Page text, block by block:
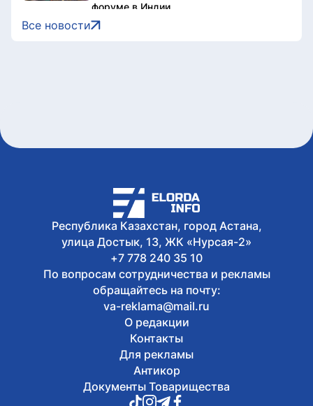
форуме в Индии
8 августа, 2026
Жители Астаны получат возможность
Как очищают реку Есиль от
водорослей, тины и мусора в Астане
Все новости
Республика Казахстан, город Астана,
улица Достык, 13, ЖК «Нурсая-2»
+7 778 240 35 10
По вопросам сотрудничества и рекламы
обращайтесь на почту:
va-reklama@mail.ru
О редакции
Контакты
Для рекламы
Антикор
Документы Товарищества